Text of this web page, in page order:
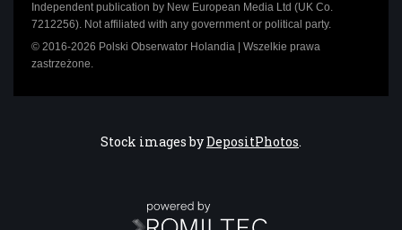
Independent publication by New European Media Ltd (UK Co.
7212256). Not affiliated with any government or political party.
© 2016-2026 Polski Obserwator Holandia | Wszelkie prawa
zastrzeżone.
Stock images byDepositPhotos.